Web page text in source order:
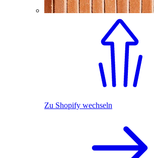
Zu Shopify wechseln